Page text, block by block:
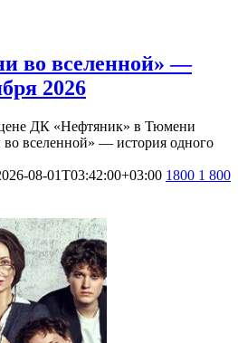
во вселенной» —
2026
ДК «Нефтяник» в Тюмени
во вселенной» — история одного
08-01T03:42:00+03:00 1800 1 800